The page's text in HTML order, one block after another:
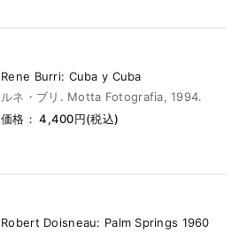
Rene Burri: Cuba y Cuba
ルネ・ブリ. Motta Fotografia, 1994.
価格： 4,400円(税込)
Robert Doisneau: Palm Springs 1960